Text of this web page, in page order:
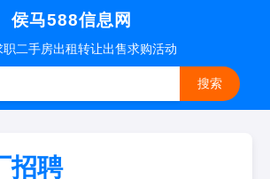
侯马588信息网
职二手房出租转让出售求购活动
搜索
招聘